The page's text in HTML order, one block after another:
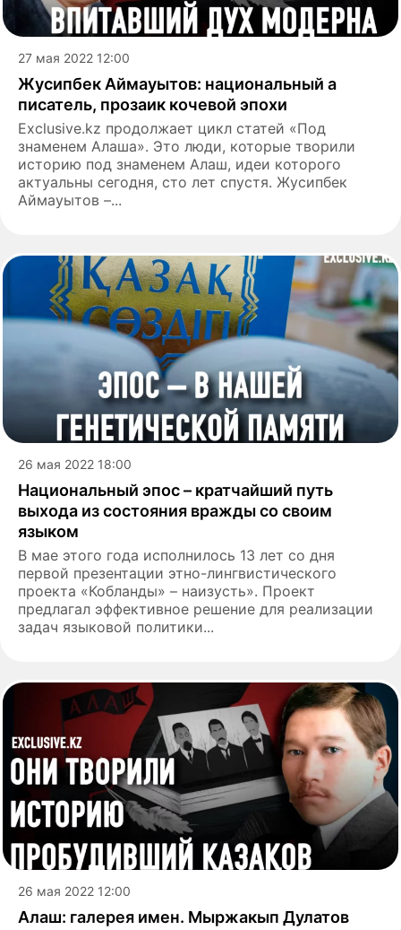
27 мая 2022 12:00
Жусипбек Аймауытов: национальный а
писатель, прозаик кочевой эпохи
Exclusive.kz продолжает цикл статей «Под
знаменем Алаша». Это люди, которые творили
историю под знаменем Алаш, идеи которого
актуальны сегодня, сто лет спустя. Жусипбек
Аймауытов –...
26 мая 2022 18:00
Национальный эпос – кратчайший путь
выхода из состояния вражды со своим
языком
В мае этого года исполнилось 13 лет со дня
первой презентации этно-лингвистического
проекта «Кобланды» – наизусть». Проект
предлагал эффективное решение для реализации
задач языковой политики...
26 мая 2022 12:00
Алаш: галерея имен. Мыржакып Дулатов